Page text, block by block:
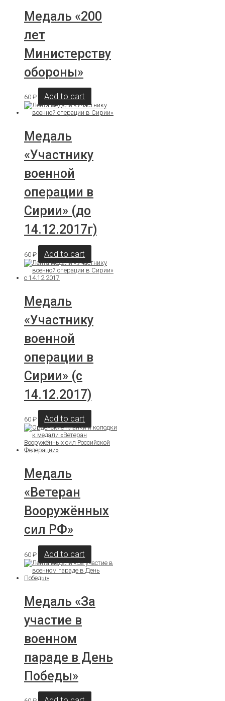
Медаль «200
лет
Министерству
oбороны»
60 ₽ Add to cart
Медаль
«Участнику
военной
операции в
Сирии» (до
14.12.2017г)
60 ₽ Add to cart
Медаль
«Участнику
военной
операции в
Сирии» (с
14.12.2017)
60 ₽ Add to cart
Медаль
«Ветеран
Вооружённых
сил РФ»
60 ₽ Add to cart
Медаль «За
участие в
военном
параде в День
Победы»